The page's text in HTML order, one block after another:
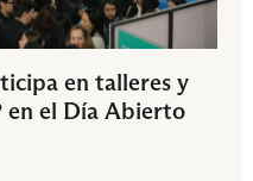
en talleres y
en el Día Abierto